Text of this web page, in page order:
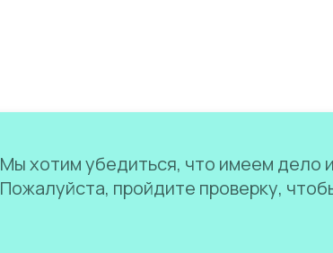
Мы хотим убедиться, что имеем дело
Пожалуйста, пройдите проверку,